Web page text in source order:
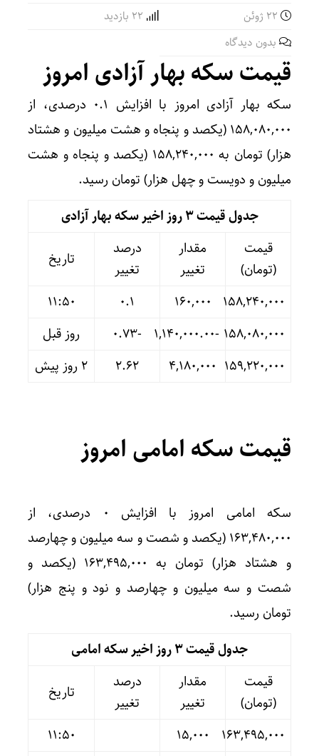
بدون دیدگاه
قیمت سکه بهار آزادی امروز
سکه بهار آزادی امروز با افزایش ۰.۱ درصدی، از
۱۵۸,۰۸۰,۰۰۰ (یکصد و پنجاه و هشت میلیون و هشتاد
هزار) تومان به ۱۵۸,۲۴۰,۰۰۰ (یکصد و پنجاه و هشت
میلیون و دویست و چهل هزار) تومان رسید.
جدول قیمت 3 روز اخیر سکه بهار آزادی
قیمت
(تومان)
مقدار
تغییر
درصد
تغییر
تاریخ
۱۵۸,۲۴۰,۰۰۰
۱۶۰,۰۰۰ ۰.۱
11:50
۱۵۸,۰۸۰,۰۰۰ -۱,۱۴۰,۰۰۰.۰۰ -۰.۷۳
روز قبل
۱۵۹,۲۲۰,۰۰۰ ۴,۱۸۰,۰۰۰ ۲.۶۲ ۲ روز پیش
قیمت سکه امامی امروز
سکه امامی امروز با افزایش ۰ درصدی، از
۱۶۳,۴۸۰,۰۰۰ (یکصد و شصت و سه میلیون و چهارصد
و هشتاد هزار) تومان به ۱۶۳,۴۹۵,۰۰۰ (یکصد و
شصت و سه میلیون و چهارصد و نود و پنج هزار)
تومان رسید.
جدول قیمت 3 روز اخیر سکه امامی
قیمت
(تومان)
مقدار
تغییر
درصد
تغییر
تاریخ
۱۶۳,۴۹۵,۰۰۰
۱۵,۰۰۰
11:50